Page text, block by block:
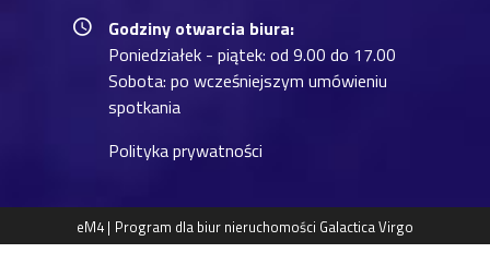
Godziny otwarcia biura:
Poniedziałek - piątek: od 9.00 do 17.00
Sobota: po wcześniejszym umówieniu
spotkania
Polityka prywatności
eM4 | Program dla biur nieruchomości Galactica Virgo